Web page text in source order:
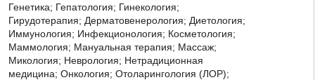
Генетика; Гепатология; Гинекология;
Гирудотерапия; Дерматовенерология; Диетология;
Иммунология; Инфекционология; Косметология;
Маммология; Мануальная терапия; Массаж;
Микология; Неврология; Нетрадиционная
медицина; Онкология; Отоларингология (ЛОР);